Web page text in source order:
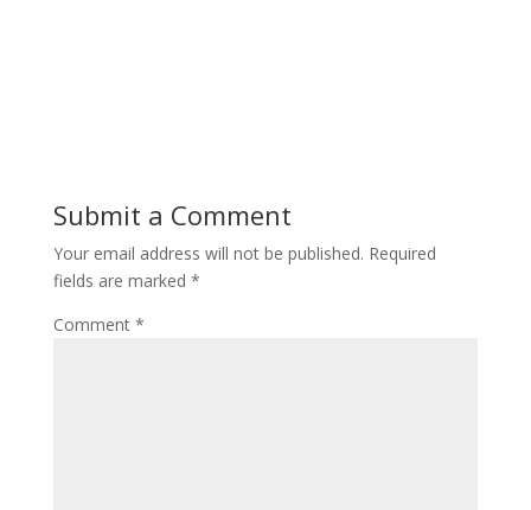
Submit a Comment
Your email address will not be published. Required
fields are marked *
Comment *